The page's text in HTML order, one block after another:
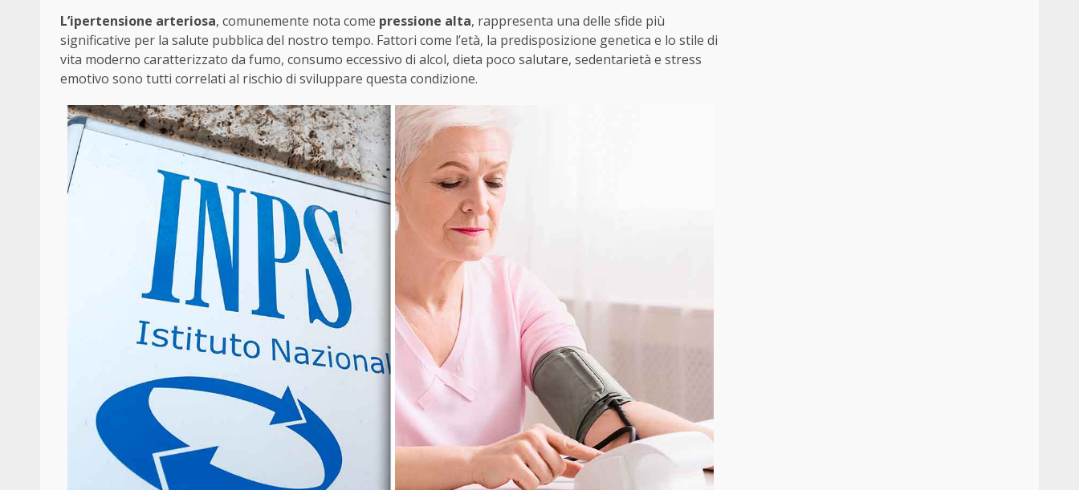
L’ipertensione arteriosa, comunemente nota come pressione alta, rappresenta una delle sfide più
significative per la salute pubblica del nostro tempo. Fattori come l’età, la predisposizione genetica e lo stile di
vita moderno caratterizzato da fumo, consumo eccessivo di alcol, dieta poco salutare, sedentarietà e stress
emotivo sono tutti correlati al rischio di sviluppare questa condizione.